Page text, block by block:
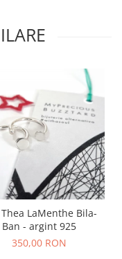
LaMenthe Bila-
Ban - argint 925
350,00 RON